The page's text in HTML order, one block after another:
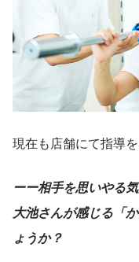
現在も店舗にて指導
ーー相手を思いやる
大池さんが感じる「
ょうか？